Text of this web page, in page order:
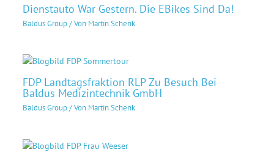
Dienstauto War Gestern. Die EBikes Sind Da!
Baldus Group/ Von Martin Schenk
FDP Landtagsfraktion RLP Zu Besuch Bei
Baldus Medizintechnik GmbH
Baldus Group/ Von Martin Schenk